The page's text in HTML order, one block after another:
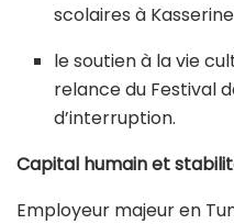
scolaires à
le soutien à la vie
relance du Festival
d’interruption.
Capital humain et
Employeur majeur en